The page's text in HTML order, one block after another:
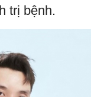
trị bệnh.